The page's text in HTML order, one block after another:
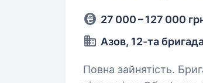
27 000 – 127 000
Азов, 12-та
Повна зайнятість. Бригада «Азов» НГУ шукає фахівців в батальйони та інші